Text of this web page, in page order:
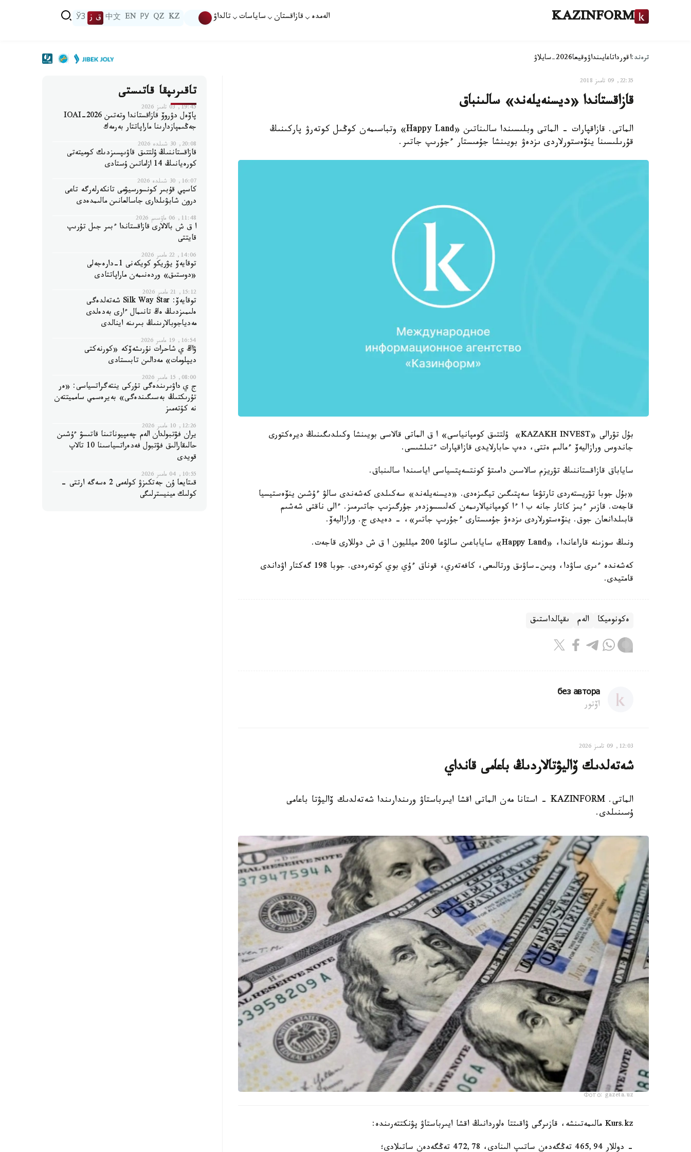
KAZINFORM الەمدە قازاقستان ساياسات تالداۋ KZ
QZ
РУ
EN
中文 ق ز ЎЗ
ترەند:اقورداتاعايىنداۋوقيعا2026-سايلاۋ
22:35, 09 تامىز 2018
قازاقستاندا «ديسنەيلەند» سالىنباق
الماتى. قازاقپارات - الماتى وبلىسىندا سالىناتىن «Happy Land» وتباسىمەن كوڭىل كوتەرۋ پاركىنىڭ
قۇرىلىسىنا ينۆەستورلاردى ىزدەۋ بويىنشا جۇمىستار ءجۇرىپ جاتىر.
بۇل تۋرالى «KAZAKH INVEST» ۇلتتىق كومپانياسى» ا ق الماتى قالاسى بويىنشا وكىلدىگىنىڭ ديرەكتورى
جاندوس ورازاليەۆ ءمالىم ەتتى، دەپ حابارلايدى قازاقپارات ءتىلشىسى.
ساياباق قازاقستاننىڭ تۋريزم سالاسىن دامىتۋ كونتسەپتسياسى اياسىندا سالىنباق.
«بۇل جوبا تۋريستەردى تارتۋعا سەپتىگىن تيگىزەدى. «ديسنەيلەند» سەكىلدى كەشەندى سالۋ ءۇشىن ينۆەستيسيا
قاجەت. قازىر ءبىز كاتار جانە ب ا ءا كومپانيالارىمەن كەلىسسوزدەر جۇرگىزىپ جاتىرمىز. ءالى ناقتى شەشىم
قابىلدانعان جوق. ينۆەستورلاردى ىزدەۋ جۇمىستارى ءجۇرىپ جاتىر»، - دەيدى ج. ورازاليەۆ.
ونىڭ سوزىنە قاراعاندا، «Happy Land» ساياباعىن سالۋعا 200 ميلليون ا ق ش دوللارى قاجەت.
كەشەندە ءىرى ساۋدا، ويىن-ساۋىق ورتالىعى، كافەتەري، قوناق ءۇي بوي كوتەرەدى. جوبا 198 گەكتار اۋداندى
قامتيدى.
ەكونوميكا الەم ىقپالداستىق
без автора
اۆتور
12:03, 09 تامىز 2026
شەتەلدىك ۆاليۋتالاردىڭ باعامى قانداي
الماتى. KAZINFORM - استانا مەن الماتى اقشا ايىرباستاۋ ورىندارىندا شەتەلدىك ۆاليۋتا باعامى
ۇسىنىلدى.
Фото: gazeta.uz
Kurs.kz مالىمەتىنشە، قازىرگى ۋاقىتتا ەلوردانىڭ اقشا ايىرباستاۋ پۋنكتتەرىندە:
- دوللار 465,94 تەڭگەدەن ساتىپ الىنادى، 472,78 تەڭگەدەن ساتىلادى؛
تاقىرىپقا قاتىستى
19:45, 03 تامىز 2026
پاۆەل دۋروۆ قازاقستاندا وتەتىن IOAI-2026
جەڭىمپازدارىنا ماراپاتتار بەرمەك
20:08, 30 شىلدە 2026
قازاقستاننىڭ ۇلتتىق قاۋىپسىزدىك كوميتەتى
كورەيانىڭ 14 ازاماتىن ۇستادى
16:07, 30 شىلدە 2026
كاسپي قۇبىر كونسورسيۋمى تانكەرلەرگە تاعى
درون شابۋىلدارى جاسالعانىن مالىمدەدى
11:48, 06 ماۋسىم 2026
ا ق ش بالالارى قازاقستاندا ءبىر جىل تۇرىپ
قايتتى
14:06, 22 مامىر 2026
توقايەۆ يۋريكو كويكەنى 1-دارەجەلى
«دوستىق» وردەنىمەن ماراپاتتادى
15:12, 21 مامىر 2026
توقايەۆ: Silk Way Star شەتەلدەگى
ەلىمىزدىڭ ەڭ تانىمال ءارى بەدەلدى
مەدياجوبالارىنىڭ بىرىنە اينالدى
16:54, 19 مامىر 2026
ۋاڭ ي شاحرات نۇرىشەۆكە «كورنەكتى
ديپلومات» مەدالىن تابىستادى
08:00, 15 مامىر 2026
ج ي داۋىرىندەگى تۇركى ينتەگراتسياسى: «ەر
تۇرىكتىڭ بەسىگىندەگى» بەيرەسمي سامميتتەن
نە كۇتەمىز
12:26, 10 مامىر 2026
يران فۋتبولدان الەم چەمپيوناتىنا قاتىسۋ ءۇشىن
حالىقارالىق فۋتبول فەدەراتسياسىنا 10 تالاپ
قويدى
10:55, 04 مامىر 2026
قىتايعا ۇن جەتكىزۋ كولەمى 2 ەسەگە ارتتى -
كولىك مينيسترلىگى